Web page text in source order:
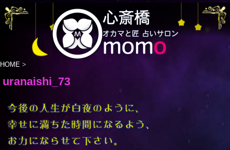
HOME >
uranaishi_73